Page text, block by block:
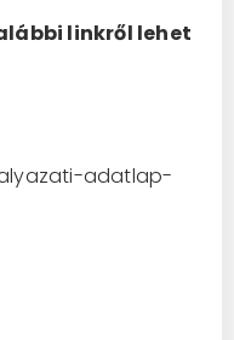
linkről lehet
adatlap-